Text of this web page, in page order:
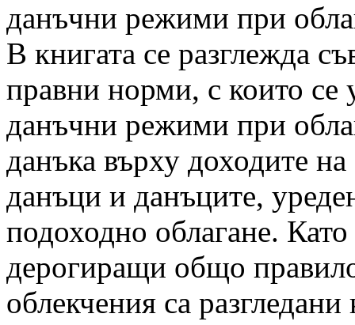
данъчни режими при
В книгата се разглежда
правни норми, с които се
данъчни режими при
данъка върху доходите
данъци и данъците,
подоходно облагане.
дерогиращи общо
облекчения са